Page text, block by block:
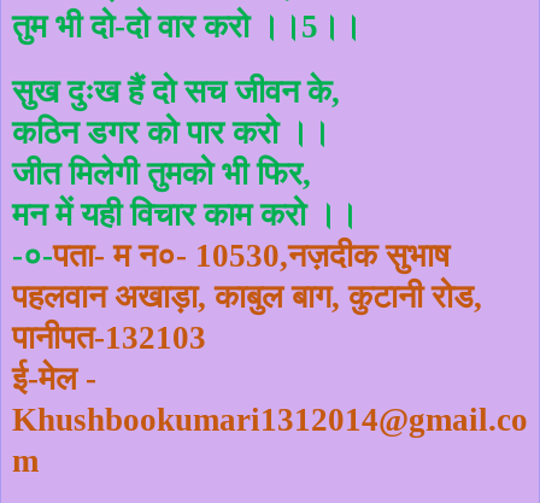
तुम भी दो-दो वार करो ।। 5 ।।
सुख दुःख हैं दो सच जीवन के,
कठिन डगर को पार करो ।।
जीत मिलेगी तुमको भी फिर,
मन में यही विचार काम करो ।।
-०-पता- म न०- 10530,नज़दीक सुभाष
पहलवान अखाड़ा,काबुल बाग,कुटानी रोड,
पानीपत-132103
ई-मेल -
Khushbookumari1312014@gmail.co
m